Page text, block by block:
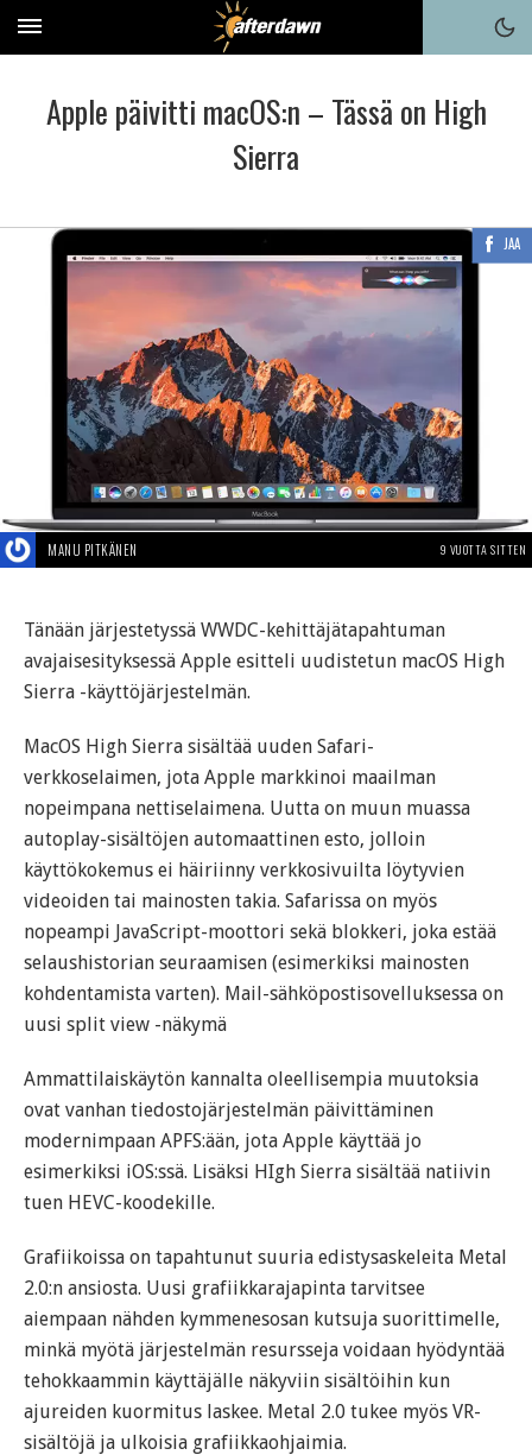
Apple päivitti macOS:n – Tässä on High
Sierra
JAA
MANU PITKÄNEN 9 VUOTTA SITTEN
Tänään järjestetyssä WWDC-kehittäjätapahtuman
avajaisesityksessä Apple esitteli uudistetun macOS High
Sierra -käyttöjärjestelmän.
MacOS High Sierra sisältää uuden Safari-
verkkoselaimen, jota Apple markkinoi maailman
nopeimpana nettiselaimena. Uutta on muun muassa
autoplay-sisältöjen automaattinen esto, jolloin
käyttökokemus ei häiriinny verkkosivuilta löytyvien
videoiden tai mainosten takia. Safarissa on myös
nopeampi JavaScript-moottori sekä blokkeri, joka estää
selaushistorian seuraamisen (esimerkiksi mainosten
kohdentamista varten). Mail-sähköpostisovelluksessa on
uusi split view -näkymä
Ammattilaiskäytön kannalta oleellisempia muutoksia
ovat vanhan tiedostojärjestelmän päivittäminen
modernimpaan APFS:ään, jota Apple käyttää jo
esimerkiksi iOS:ssä. Lisäksi HIgh Sierra sisältää natiivin
tuen HEVC-koodekille.
Grafiikoissa on tapahtunut suuria edistysaskeleita Metal
2.0:n ansiosta. Uusi grafiikkarajapinta tarvitsee
aiempaan nähden kymmenesosan kutsuja suorittimelle,
minkä myötä järjestelmän resursseja voidaan hyödyntää
tehokkaammin käyttäjälle näkyviin sisältöihin kun
ajureiden kuormitus laskee. Metal 2.0 tukee myös VR-
sisältöjä ja ulkoisia grafiikkaohjaimia.